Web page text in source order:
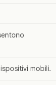
mobili.